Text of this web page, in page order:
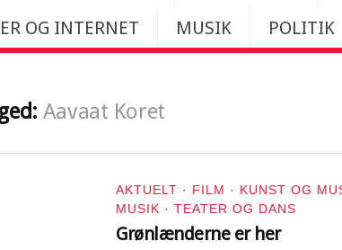
OG INTERNET
MUSIK POLITIK
Aavaat Koret
AKTUELT · FILM · KUNST OG
MUSIK · TEATER OG DANS
Grønlænderne er her